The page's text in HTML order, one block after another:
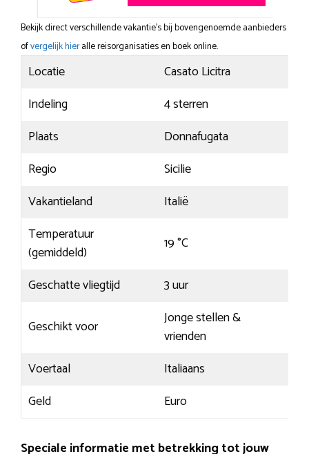
Bekijk direct verschillende vakantie's bij bovengenoemde aanbieders
ofvergelijk hieralle reisorganisaties en boek online.
Locatie
Casato Licitra
Indeling
4 sterren
Plaats
Donnafugata
Regio
Sicilie
Vakantieland
Italië
Temperatuur
(gemiddeld)
19 °C
Geschatte vliegtijd
3 uur
Geschikt voor
Jonge stellen &
vrienden
Voertaal
Italiaans
Geld
Euro
Speciale informatie met betrekking tot jouw